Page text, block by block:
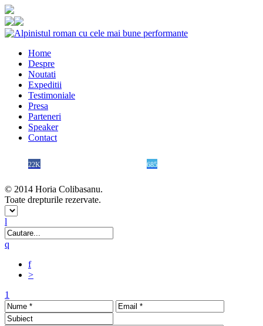
Home
Despre
Noutati
Expeditii
Testimoniale
Presa
Parteneri
Speaker
Contact
22K 685
© 2014 Horia Colibasanu.
Toate drepturile rezervate.
l
q
f
>
1